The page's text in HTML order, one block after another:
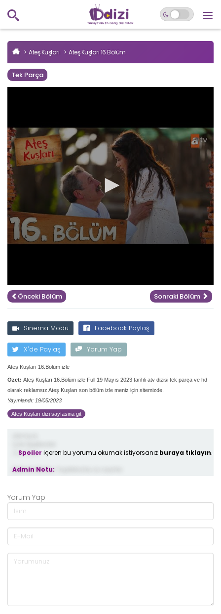
Ateş Kuşları Ateş Kuşları 16.Bölüm
Tek Parça
Önceki Bölüm Sonraki Bölüm
Sinema Modu Facebook Paylaş
X'de Paylaş Yorum Yap
Ateş Kuşları 16.Bölüm izle
Özet: Ateş Kuşları 16.Bölüm izle Full 19 Mayıs 2023 tarihli atv dizisi tek parça ve hd
olarak reklamsız Ateş Kuşları son bölüm izle meniz için sitemizde.
Yayınlandı: 19/05/2023
Ateş Kuşları dizi sayfasina git
3 yıl önce
Admin Notu:
Spoiler içeren bu yorumu okumak istiyorsanız buraya tıklayın.
Yorum Yap